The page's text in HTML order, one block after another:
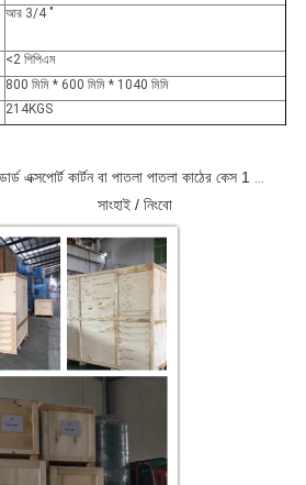
আর 3/4 "
<2 পিপিএম
800 মিমি * 600 মিমি * 1040 মিমি
214KGS
সাংহাই / নিংবো